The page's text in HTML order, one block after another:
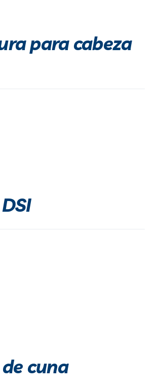
para cabeza
cuna